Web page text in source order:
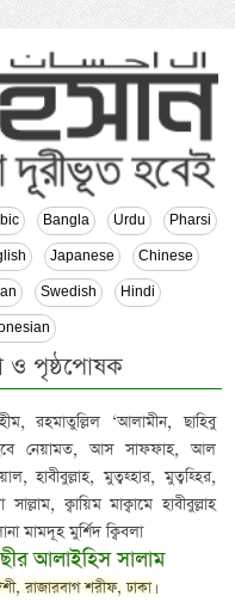
Bangla Urdu Pharsi
Japanese Chinese
Swedish Hindi
ও পৃষ্ঠপোষক
রহমাতুল্লিল ‘আলামীন, ছাহিবু
নেয়ামত, আস সাফফাহ, আল
মুত্বহ্হার, মুত্বহ্হির,
ক্বায়িম মাক্বামে হাবীবুল্লাহ
মামদূহ মুর্শিদ ক্বিবলা
আলাইহিস সালাম
রাজারবাগ শরীফ, ঢাকা।